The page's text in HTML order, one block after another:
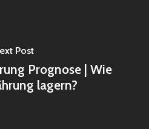
Post
Prognose | Wie
lagern?